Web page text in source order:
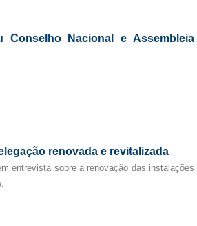
Conselho Nacional e Assembleia
renovada e revitalizada
entrevista sobre a renovação das instalações